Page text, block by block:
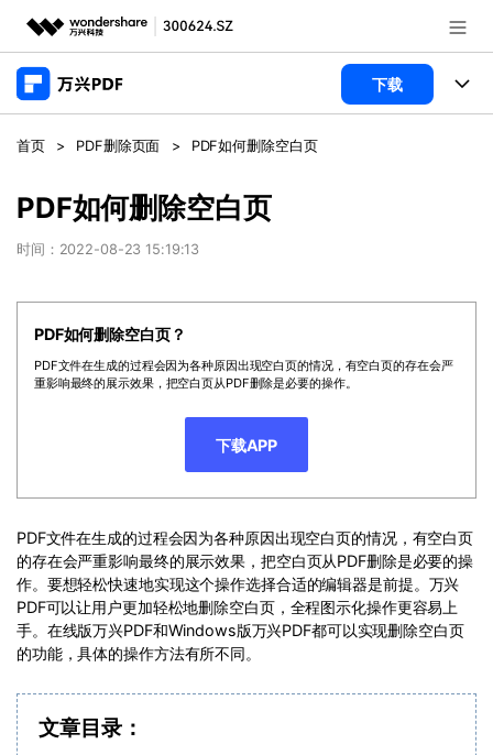
推荐产品
政企服务
新闻中心
关于万兴
加入我们
客服热线：4000-300624
下载
产品
万兴PDF Windows版
移动端
万兴PDF 安卓版
万兴PDF SDK
申请试用
功能
PDF新功能
PDF转换器
PDF文件压缩
PDF签名
PDF批量工具
PDF提取页面
PDF页面调整
商业合作
学校&教育
企业采购
帮助中心
用户指南
更新日志
下载中心
产品资讯
01.热门软件
03.编辑PDF
首页 > PDF删除页面 > PDF如何删除空白页
PDF如何删除空白页
时间：2022-08-23 15:19:13
PDF如何删除空白页？
PDF文件在生成的过程会因为各种原因出现空白页的情况，有空白页的存在会严
重影响最终的展示效果，把空白页从PDF删除是必要的操作。
下载APP
PDF文件在生成的过程会因为各种原因出现空白页的情况，有空白页
的存在会严重影响最终的展示效果，把空白页从PDF删除是必要的操
作。要想轻松快速地实现这个操作选择合适的编辑器是前提。万兴
PDF可以让用户更加轻松地删除空白页，全程图示化操作更容易上
手。在线版万兴PDF和Windows版万兴PDF都可以实现删除空白页
的功能，具体的操作方法有所不同。
文章目录：